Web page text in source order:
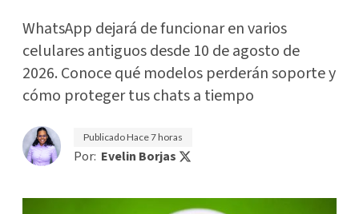
WhatsApp dejará de funcionar en varios
celulares antiguos desde 10 de agosto de
2026. Conoce qué modelos perderán soporte y
cómo proteger tus chats a tiempo
PublicadoHace 7 horas
Por: Evelin Borjas